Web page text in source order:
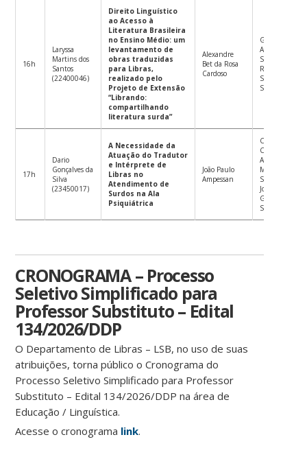
16h
Laryssa
Martins dos
Santos
(22400046)
Direito Linguístico
ao Acesso à
Literatura Brasileira
no Ensino Médio: um
levantamento de
obras traduzidas
para Libras,
realizado pelo
Projeto de Extensão
“Librando:
compartilhando
literatura surda”
Alexandre
Bet da Rosa
Cardoso
Gildete
Amorim
Suplente:
Rachel
Sutton-
Spence
17h
Dario
Gonçalves da
Silva
(23450017)
A Necessidade da
Atuação do Tradutor
e Intérprete de
Libras no
Atendimento de
Surdos na Ala
Psiquiátrica
João Paulo
Ampessan
Christianne
Câmara Lopes
Albuquerque
Miranda
Suplente:
José Ednilson
Gomes de
Souza Júnior
CRONOGRAMA – Processo
Seletivo Simplificado para
Professor Substituto – Edital
134/2026/DDP
O Departamento de Libras – LSB, no uso de suas
atribuições, torna público o Cronograma do
Processo Seletivo Simplificado para Professor
Substituto – Edital 134/2026/DDP na área de
Educação / Linguística.
Acesse o cronograma link.